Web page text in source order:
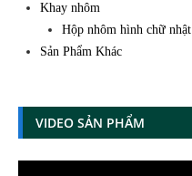
Khay nhôm
Hộp nhôm hình chữ nhật
Sản Phẩm Khác
VIDEO SẢN PHẨM